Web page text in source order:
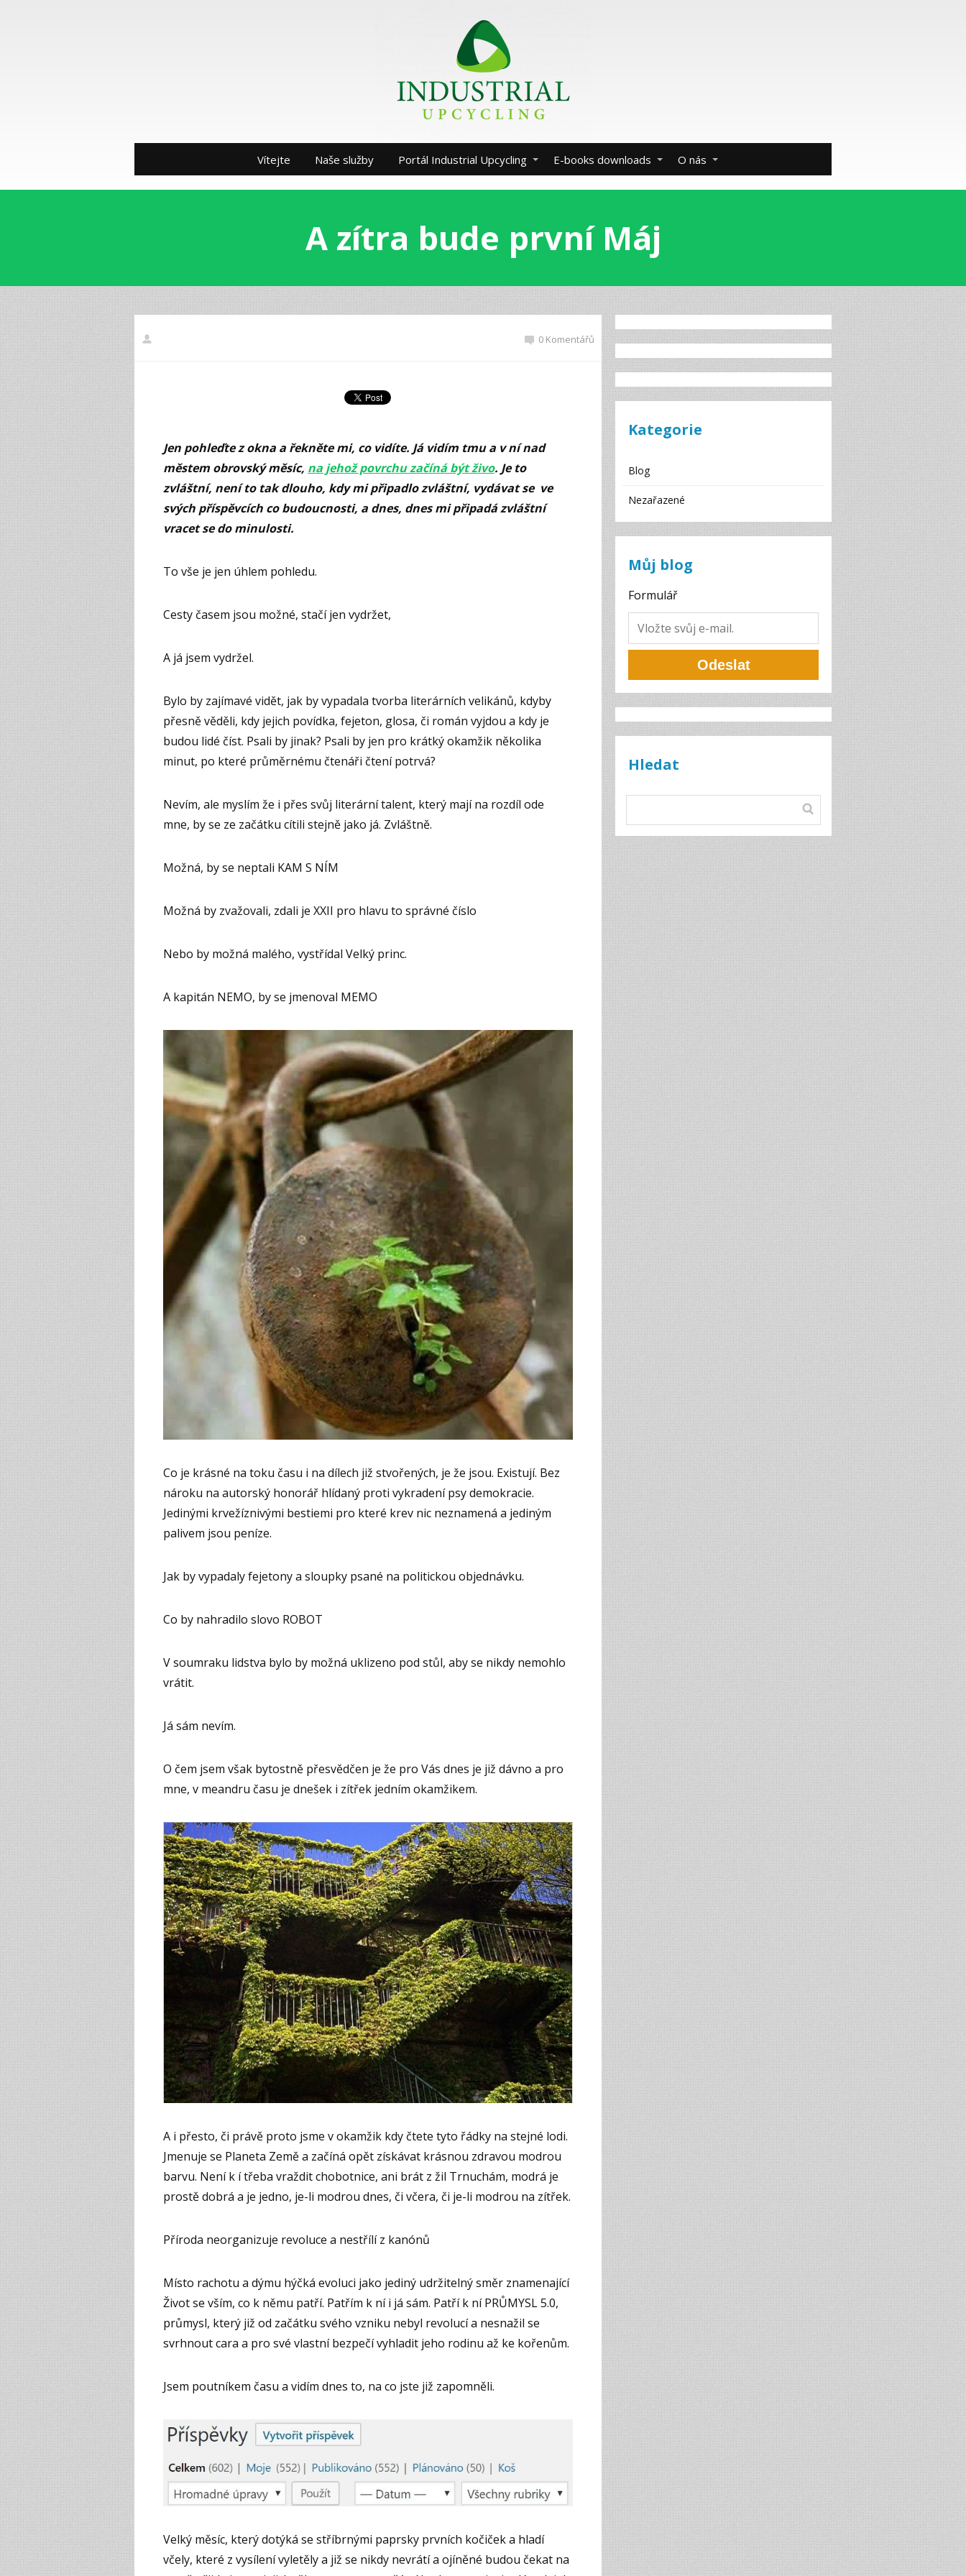
Vítejte Naše služby Portál Industrial Upcycling E-books downloads O nás
A zítra bude první Máj
0 Komentářů
Jen pohleďte z okna a řekněte mi, co vidíte. Já vidím tmu a v ní nad
městem obrovský měsíc, na jehož povrchu začíná být živo. Je to
zvláštní, není to tak dlouho, kdy mi připadlo zvláštní, vydávat se ve
svých příspěvcích co budoucnosti, a dnes, dnes mi připadá zvláštní
vracet se do minulosti.
To vše je jen úhlem pohledu.
Cesty časem jsou možné, stačí jen vydržet,
A já jsem vydržel.
Bylo by zajímavé vidět, jak by vypadala tvorba literárních velikánů, kdyby
přesně věděli, kdy jejich povídka, fejeton, glosa, či román vyjdou a kdy je
budou lidé číst. Psali by jinak? Psali by jen pro krátký okamžik několika
minut, po které průměrnému čtenáři čtení potrvá?
Nevím, ale myslím že i přes svůj literární talent, který mají na rozdíl ode
mne, by se ze začátku cítili stejně jako já. Zvláštně.
Možná, by se neptali KAM S NÍM
Možná by zvažovali, zdali je XXII pro hlavu to správné číslo
Nebo by možná malého, vystřídal Velký princ.
A kapitán NEMO, by se jmenoval MEMO
Co je krásné na toku času i na dílech již stvořených, je že jsou. Existují. Bez
nároku na autorský honorář hlídaný proti vykradení psy demokracie.
Jedinými krvežíznivými bestiemi pro které krev nic neznamená a jediným
palivem jsou peníze.
Jak by vypadaly fejetony a sloupky psané na politickou objednávku.
Co by nahradilo slovo ROBOT
V soumraku lidstva bylo by možná uklizeno pod stůl, aby se nikdy nemohlo
vrátit.
Já sám nevím.
O čem jsem však bytostně přesvědčen je že pro Vás dnes je již dávno a pro
mne, v meandru času je dnešek i zítřek jedním okamžikem.
A i přesto, či právě proto jsme v okamžik kdy čtete tyto řádky na stejné lodi.
Jmenuje se Planeta Země a začíná opět získávat krásnou zdravou modrou
barvu. Není k í třeba vraždit chobotnice, ani brát z žil Trnuchám, modrá je
prostě dobrá a je jedno, je-li modrou dnes, či včera, či je-li modrou na zítřek.
Příroda neorganizuje revoluce a nestřílí z kanónů
Místo rachotu a dýmu hýčká evoluci jako jediný udržitelný směr znamenající
Život se vším, co k němu patří. Patřím k ní i já sám. Patří k ní PRŮMYSL 5.0,
průmysl, který již od začátku svého vzniku nebyl revolucí a nesnažil se
svrhnout cara a pro své vlastní bezpečí vyhladit jeho rodinu až ke kořenům.
Jsem poutníkem času a vidím dnes to, na co jste již zapomněli.
Velký měsíc, který dotýká se stříbrnými paprsky prvních kočiček a hladí
včely, které z vysílení vyletěly a již se nikdy nevrátí a ojíněné budou čekat na
Kategorie
Blog
Nezařazené
Můj blog
Formulář
Odeslat
Hledat